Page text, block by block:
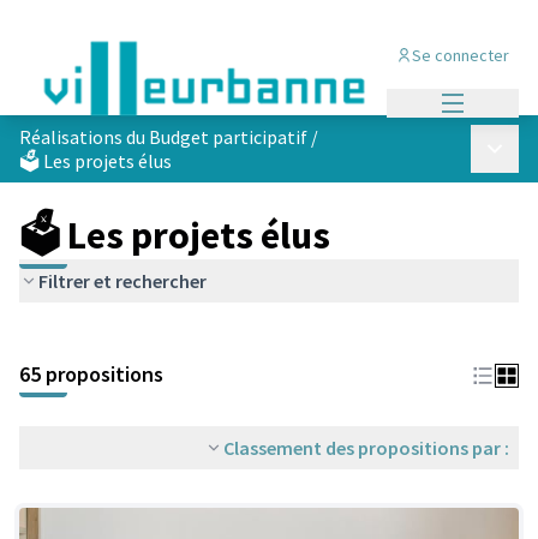
Se connecter
Réalisations du Budget participatif /
🗳️ Les projets élus
🗳️ Les projets élus
Filtrer et rechercher
+
−
65 propositions
Classement des propositions par :